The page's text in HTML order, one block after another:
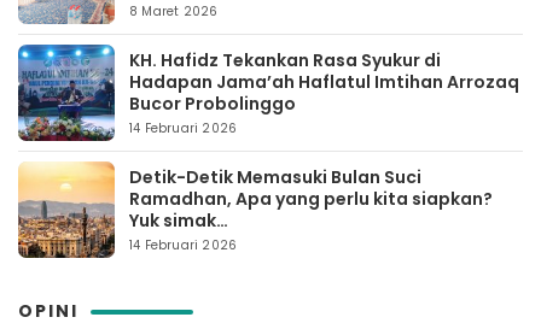
8 Maret 2026
KH. Hafidz Tekankan Rasa Syukur di
Hadapan Jama’ah Haflatul Imtihan Arrozaq
Bucor Probolinggo
14 Februari 2026
Detik-Detik Memasuki Bulan Suci
Ramadhan, Apa yang perlu kita siapkan?
Yuk simak…
14 Februari 2026
OPINI